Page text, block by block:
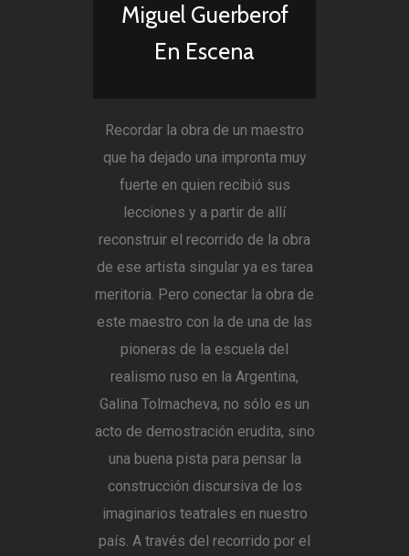
Miguel Guerberof
En Escena
Recordar la obra de un maestro
que ha dejado una impronta muy
fuerte en quien recibió sus
lecciones y a partir de allí
reconstruir el recorrido de la obra
de ese artista singular ya es tarea
meritoria. Pero conectar la obra de
este maestro con la de una de las
pioneras de la escuela del
realismo ruso en la Argentina,
Galina Tolmacheva, no sólo es un
acto de demostración erudita, sino
una buena pista para pensar la
construcción discursiva de los
imaginarios teatrales en nuestro
país. A través del recorrido por el